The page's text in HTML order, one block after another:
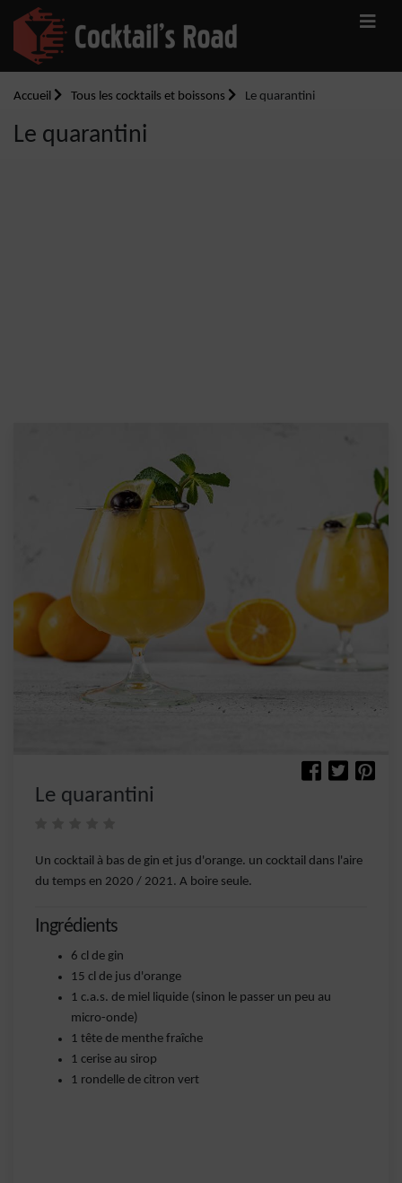
Accueil Tous les cocktails et boissons Le quarantini
Le quarantini
Le quarantini
Un cocktail à bas de gin et jus d'orange. un cocktail dans l'aire
du temps en 2020 / 2021. A boire seule.
Ingrédients
6 cl de gin
15 cl de jus d'orange
1 c.a.s. de miel liquide (sinon le passer un peu au
micro-onde)
1 tête de menthe fraîche
1 cerise au sirop
1 rondelle de citron vert